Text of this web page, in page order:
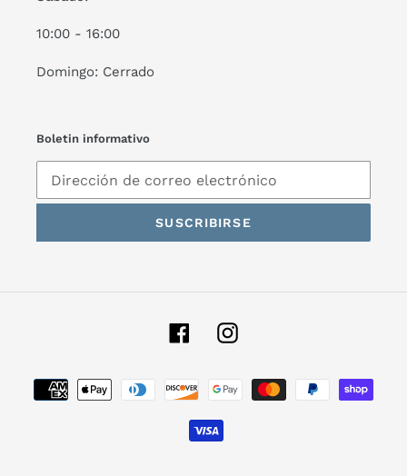
10:00 - 16:00
Domingo: Cerrado
Boletin informativo
SUSCRIBIRSE
FacebookInstagram
Métodos
de
pago